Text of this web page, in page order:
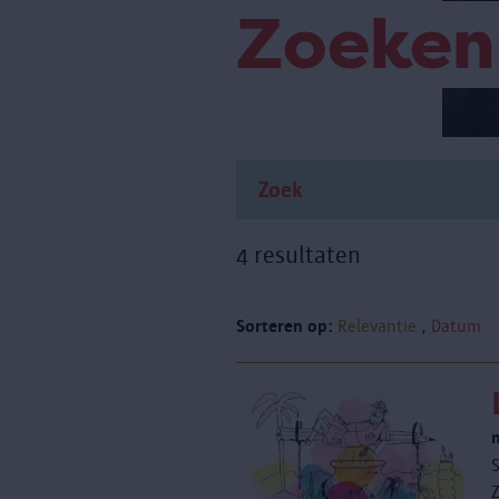
Zoeken
4 resultaten
Sorteren op: Relevantie Datum